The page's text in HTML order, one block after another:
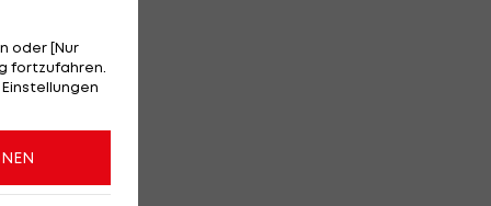
oder [Nur
fortzufahren.